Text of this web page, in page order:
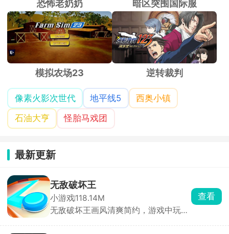
恐怖老奶奶 暗区突围国际服
模拟农场23 逆转裁判
像素火影次世代 地平线5
西奥小镇
石油大亨
怪胎马戏团
最新更新
无敌破坏王
小游戏118.14M
无敌破坏王画风清爽简约，游戏中玩家
查看